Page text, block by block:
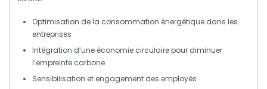
Optimisation de la consommation énergétique dans les
entreprises
Intégration d’une économie circulairepour diminuer
l’empreinte carbone
Sensibilisation et engagement des employés